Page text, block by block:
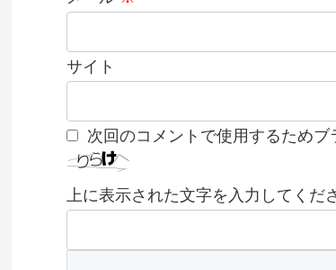
サイト
次回のコメントで使用するためブ
上に表示された文字を入力してくだ